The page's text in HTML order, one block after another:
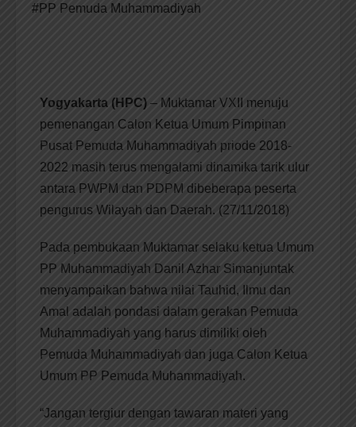
#PP Pemuda Muhammadiyah
Yogyakarta (HPC) – Muktamar VXII menuju
pemenangan Calon Ketua Umum Pimpinan
Pusat Pemuda Muhammadiyah priode 2018-
2022 masih terus mengalami dinamika tarik ulur
antara PWPM dan PDPM dibeberapa peserta
pengurus Wilayah dan Daerah. (27/11/2018)
Pada pembukaan Muktamar selaku ketua Umum
PP Muhammadiyah Danil Azhar Simanjuntak
menyampaikan bahwa nilai Tauhid, Ilmu dan
Amal adalah pondasi dalam gerakan Pemuda
Muhammadiyah yang harus dimiliki oleh
Pemuda Muhammadiyah dan juga Calon Ketua
Umum PP Pemuda Muhammadiyah.
“Jangan tergiur dengan tawaran materi yang